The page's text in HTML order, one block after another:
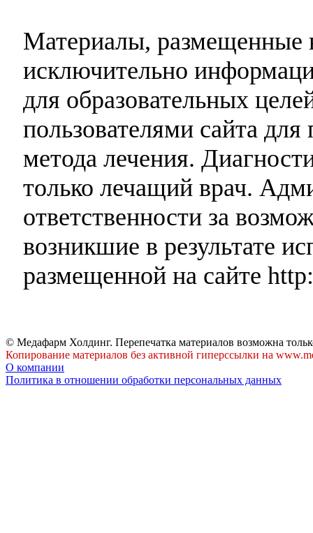
Материалы, размещенные
исключительно
для образовательных
пользователями сайта
метода лечения.
только лечащий врач.
ответственности за
возникшие в результате
размещенной на сайте
© Медафарм Холдинг. Перепечатка материалов возможна
Копирование материалов без активной гиперссылки на
О компании
Политика в отношении обработки персональных данных